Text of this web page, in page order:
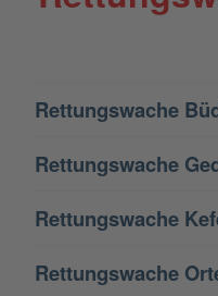
Rettungswache
Rettungswache
Rettungswache
Rettungswache